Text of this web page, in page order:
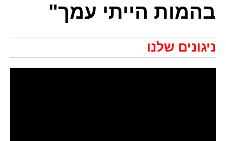
בהמות הייתי עמך"
ניגונים שלנו